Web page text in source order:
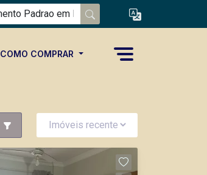
COMO COMPRAR